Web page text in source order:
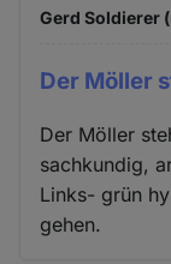
Gerd Soldierer
Der Möller
Der Möller
sachkundig,
Links- grün
gehen.